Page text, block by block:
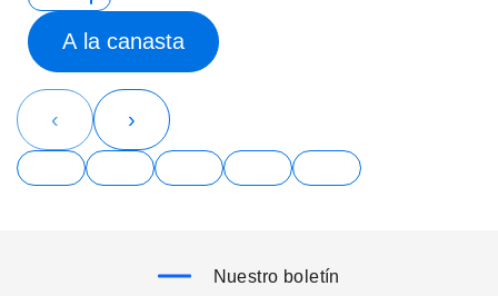
A la canasta
‹ ›
Nuestro boletín